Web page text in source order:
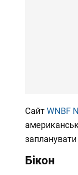
СайтWNBF
Бікон